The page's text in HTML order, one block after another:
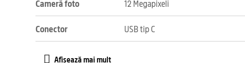
Cameră foto 12 Megapixeli
Conector USB tip C